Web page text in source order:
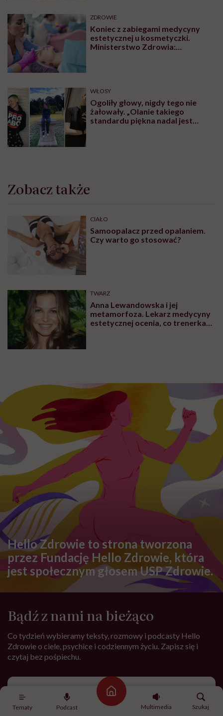
Tematy Podcast
Strona główna
Multimedia
Szukaj
ZDROWIE
Koniec z zabiegami medycyny
estetycznej u kosmetyczki.
Ministerstwo Zdrowia:
WŁOSY
Ogoliły głowy, nigdy tego nie
żałowały. „Olanie takiego
standardu piękna nadal jest
Zobacz także
CIAŁO
Samoopalacz przed opalaniem.
Czy warto go stosować?
TWARZ
Anna Lewandowska i jej
metamorfoza. Lekarz medycyny
estetycznej ocenia, co trenerka
Hello Zdrowie to strona tworzona
przez Fundację Hello Zdrowie, która
jest społecznym głosem USP Zdrowie.
Bądź z nami na bieżąco
Co tydzień wybieramy teksty, rozmowy i podcasty Hello
Zdrowie o ciele, psychice i codziennym życiu. Zapisz się i
czytaj bez pośpiechu.
Adres
e-
mail*